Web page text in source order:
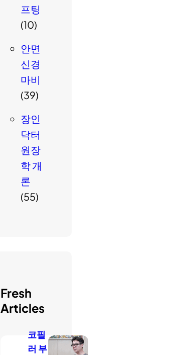
프팅
(10)
안면
신경
마비
(39)
장인
닥터
원장
학 개
론
(55)
Fresh
Articles
코필
러 부